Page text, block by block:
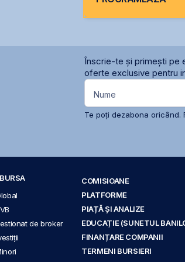
Înscrie-te și primești pe
oferte exclusive pentru
Nume
Te poți dezabona oricând.
de broker
COMISIOANE
PLATFORME
PIAȚĂ ȘI ANALIZE
EDUCAȚIE (SUNETUL
FINANȚARE COMPANII
TERMENI BURSIERI